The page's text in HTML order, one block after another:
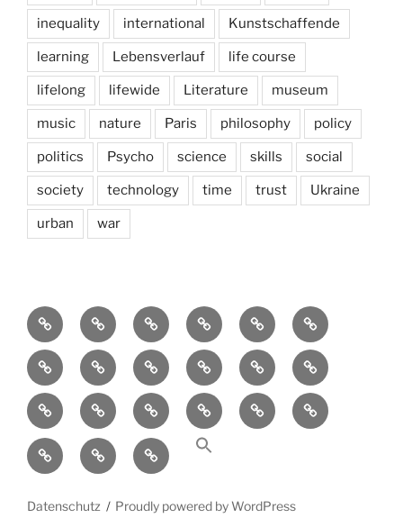
inequality international Kunstschaffende
learning Lebensverlauf life course
lifelong lifewide Literature museum
music nature Paris philosophy policy
politics Psycho science skills social
society technology time trust Ukraine
urban war
Brain
and
storming
AI Artists behavioraldemocracyeconomics
EnvironmentEurope Global health History Life
course
Social
Science
society sociologySozialwissenschaft
start-
up
technology
transparencyUngleichheit
Zukunft
Datenschutz Proudly powered by WordPress